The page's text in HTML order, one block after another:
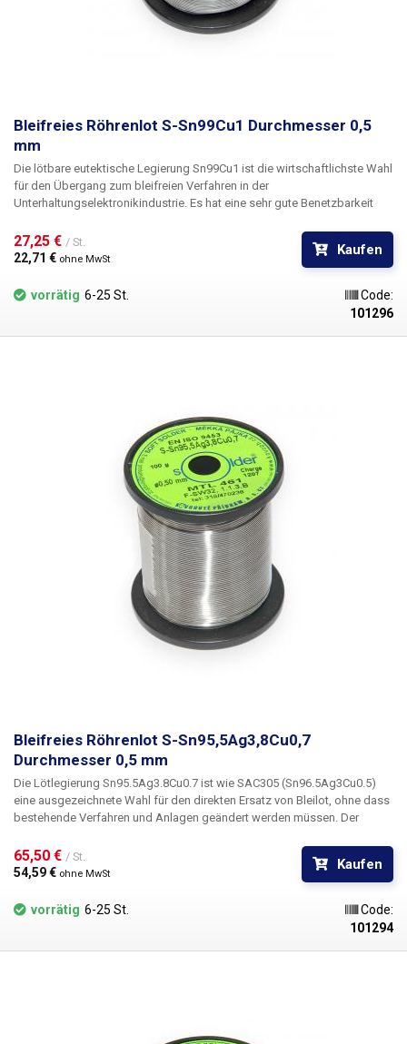
Bleifreies Röhrenlot S-Sn99Cu1 Durchmesser 0,5
mm
Die lötbare eutektische Legierung Sn99Cu1 ist die wirtschaftlichste Wahl
für den Übergang zum bleifreien Verfahren in der
Unterhaltungselektronikindustrie. Es hat eine sehr gute Benetzbarkeit
Lebensdauer der Lötspitzen beiträgt. Die resultierende Verbindung hält
in allen physikalischen Aspekten dem Vergleich mit einer Verbindung
27,25 € / St.
22,71 € ohne MwSt
Kaufen
vorrätig 6-25 St.
Code:
101296
Bleifreies Röhrenlot S-Sn95,5Ag3,8Cu0,7
Durchmesser 0,5 mm
Die Lötlegierung Sn95.5Ag3.8Cu0.7 ist wie SAC305 (Sn96.5Ag3Cu0.5)
eine ausgezeichnete Wahl für den direkten Ersatz von Bleilot, ohne dass
bestehende Verfahren und Anlagen geändert werden müssen. Der
geringfügig, aber die Erhöhung der Lötflexibilität ist deutlicher. Es weist
eine sehr gute Haftfestigkeit beim Handlöten, vor allem aber bei
65,50 € / St.
54,59 € ohne MwSt
Kaufen
vorrätig 6-25 St.
Code:
101294